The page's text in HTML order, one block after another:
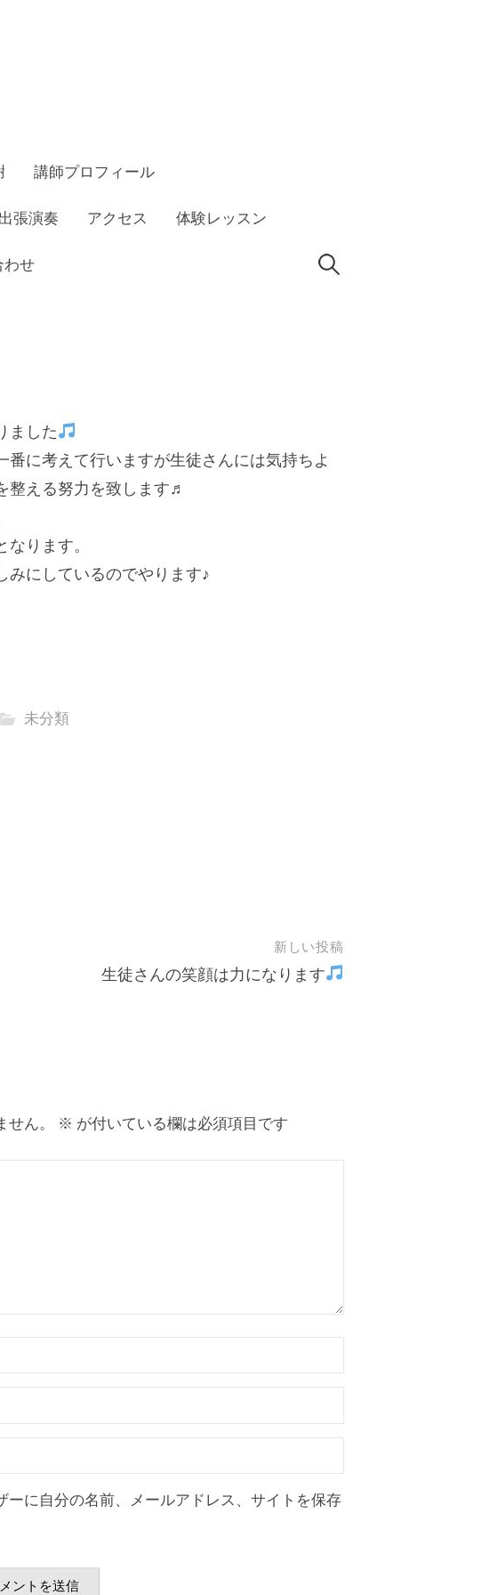
講師プロフィール
出張演奏 アクセス 体験レッスン
わせ 検
ました
に考えて行いますが生徒さんには気持ちよ
整える努力を致します♬
ります。
みにしているのでやります♪
未分類
新しい投稿
生徒さんの笑顔は力になります
ん。 ※ が付いている欄は必須項目です
に自分の名前、メールアドレス、サイトを保存